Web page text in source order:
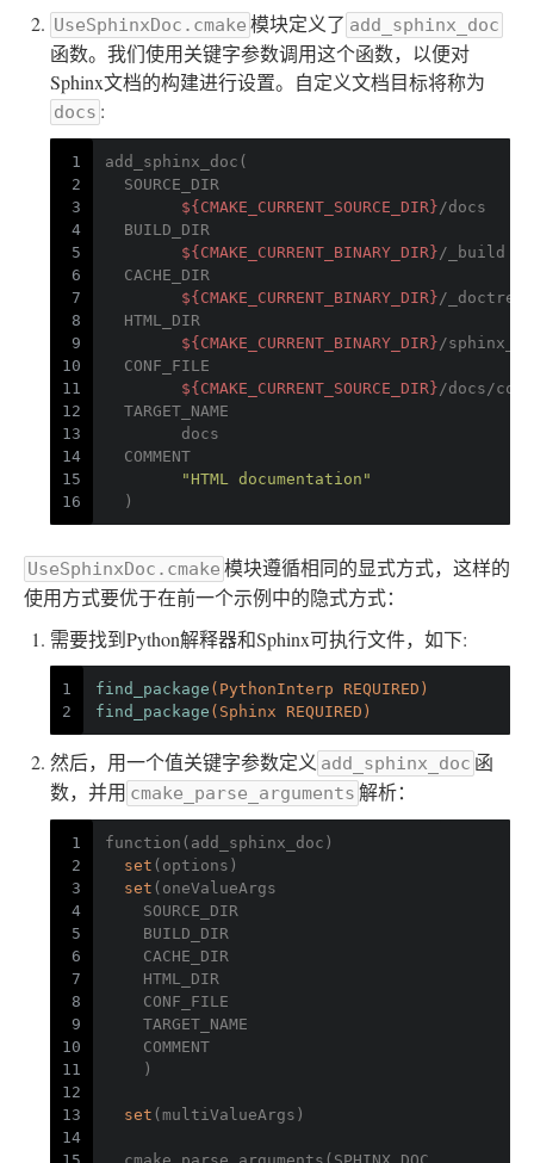
UseSphinxDoc.cmake 模块定义了 add_sphinx_doc
函数。我们使用关键字参数调用这个函数，以便对
Sphinx文档的构建进行设置。自定义文档目标将称为
docs :
1
2
3
4
5
6
7
8
9
10
11
12
13
14
15
16
add_sphinx_doc(
  SOURCE_DIR
${CMAKE_CURRENT_SOURCE_DIR} /docs
  BUILD_DIR
${CMAKE_CURRENT_BINARY_DIR} /_build
  CACHE_DIR
${CMAKE_CURRENT_BINARY_DIR} /_doctrees
  HTML_DIR
${CMAKE_CURRENT_BINARY_DIR} /
  CONF_FILE
${CMAKE_CURRENT_SOURCE_DIR} /docs/
  TARGET_NAME
  	docs
  COMMENT
"HTML documentation"
  )
UseSphinxDoc.cmake 模块遵循相同的显式方式，这样的
使用方式要优于在前一个示例中的隐式方式：
需要找到Python解释器和Sphinx可执行文件，如下:
1
2
find_package (PythonInterp REQUIRED)
find_package (Sphinx REQUIRED)
然后，用一个值关键字参数定义 add_sphinx_doc 函
数，并用 cmake_parse_arguments 解析：
1
2
3
4
5
6
7
8
9
10
11
12
13
14
15
function(add_sphinx_doc)
set (options)
set (oneValueArgs
    SOURCE_DIR
    BUILD_DIR
    CACHE_DIR
    HTML_DIR
    CONF_FILE
    TARGET_NAME
    COMMENT
    )
set (multiValueArgs)
  cmake_parse_arguments(SPHINX_DOC